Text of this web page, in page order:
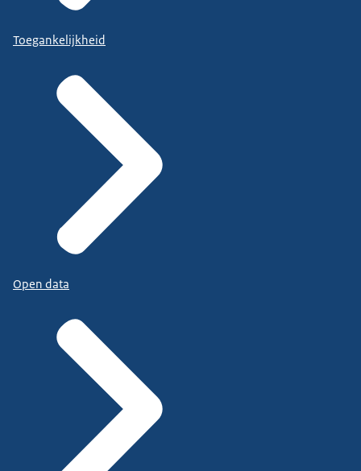
Toegankelijkheid
Open data